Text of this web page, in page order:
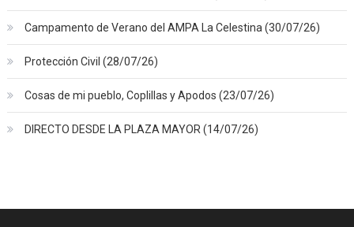
Campamento de Verano del AMPA La Celestina (30/07/26)
Protección Civil (28/07/26)
Cosas de mi pueblo, Coplillas y Apodos (23/07/26)
DIRECTO DESDE LA PLAZA MAYOR (14/07/26)